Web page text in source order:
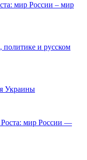
мир России – мир
и русском
Украины
мир России —